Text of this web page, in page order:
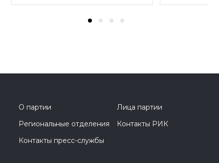
О партии
Лица партии
Региональные отделения
Контакты РИК
Контакты пресс-службы